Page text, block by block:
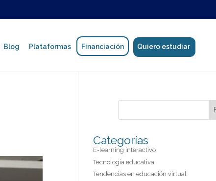
Reglamento estudiantil y de formadores
Blog Plataformas Financiación Quiero estudiar
Categorías
E-learning interactivo
Tecnología educativa
Tendencias en educación virtual